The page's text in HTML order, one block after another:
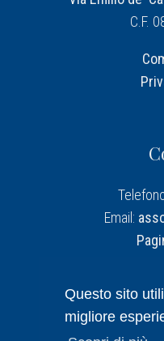
Questo sito
migliore
C.F.
Email: